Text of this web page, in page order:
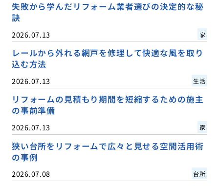
失敗から学んだリフォーム業者選びの決定的な秘
訣
2026.07.13 家
レールから外れる網戸を修理して快適な風を取り
込む方法
2026.07.13 生活
リフォームの見積もり期間を短縮するための施主
の事前準備
2026.07.13 家
狭い台所をリフォームで広々と見せる空間活用術
の事例
2026.07.08 台所